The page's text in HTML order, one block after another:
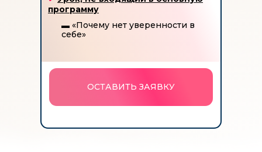
▬ «Почему нет уверенности в
себе»
программу
ОСТАВИТЬ ЗАЯВКУ